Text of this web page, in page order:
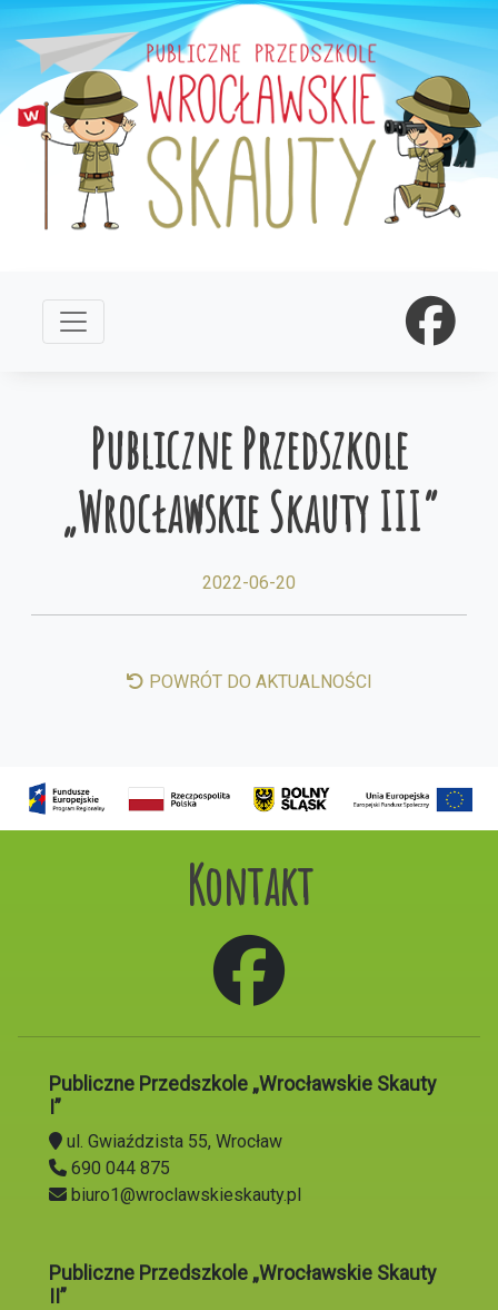
Publiczne Przedszkole
„Wrocławskie Skauty III”
2022-06-20
POWRÓT DO AKTUALNOŚCI
Kontakt
Publiczne Przedszkole „Wrocławskie Skauty
I”
ul. Gwiaździsta 55, Wrocław
690 044 875
biuro1@wroclawskieskauty.pl
Publiczne Przedszkole „Wrocławskie Skauty
II”